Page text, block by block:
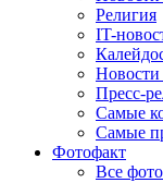
Религия
IT-
Новости
Пресс-
Самые
Самые
Фотофакт
Все